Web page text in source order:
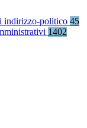
indirizzo-politico 45
1402